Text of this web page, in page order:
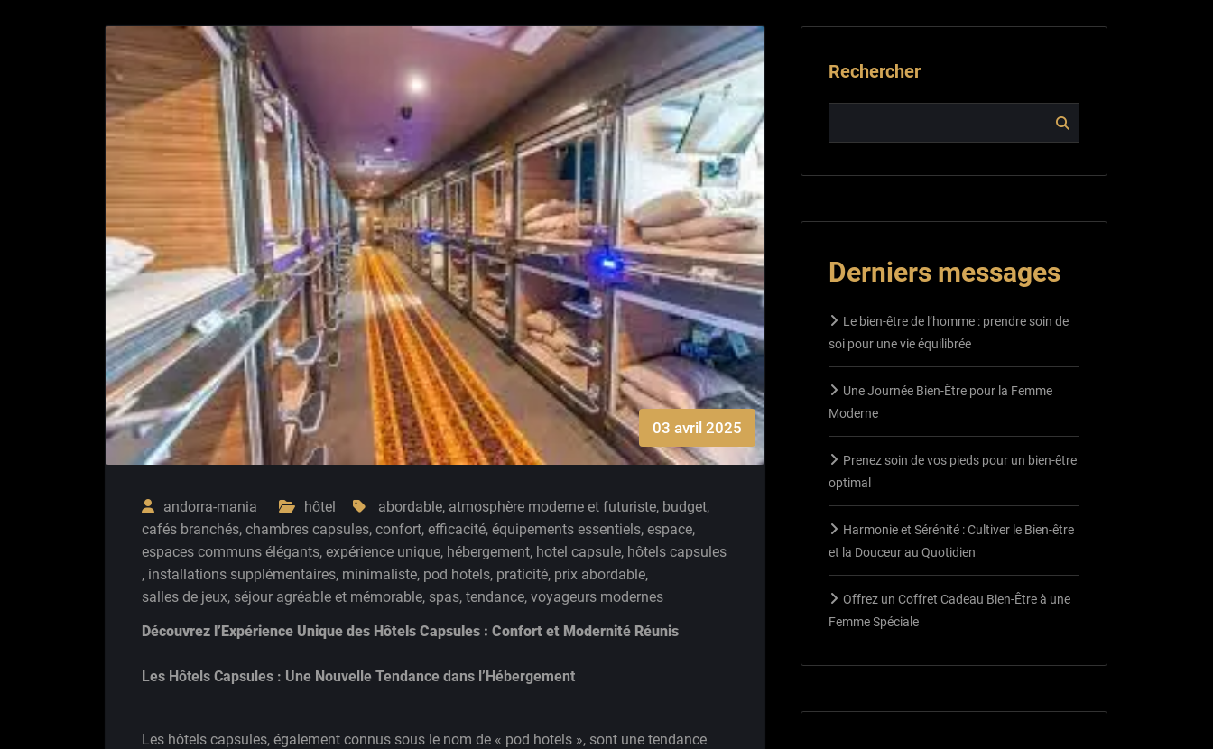
03 avril 2025
andorra-mania hôtel abordable, atmosphère moderne et futuriste, budget,
cafés branchés, chambres capsules, confort, efficacité, équipements essentiels, espace,
espaces communs élégants, expérience unique, hébergement, hotel capsule, hôtels capsules
, installations supplémentaires, minimaliste, pod hotels, praticité, prix abordable,
salles de jeux, séjour agréable et mémorable, spas, tendance, voyageurs modernes
Découvrez l’Expérience Unique des Hôtels Capsules : Confort et Modernité Réunis
Les Hôtels Capsules : Une Nouvelle Tendance dans l’Hébergement
Les hôtels capsules, également connus sous le nom de « pod hotels », sont une tendance
Rechercher
Derniers messages
Le bien-être de l’homme : prendre soin de
soi pour une vie équilibrée
Une Journée Bien-Être pour la Femme
Moderne
Prenez soin de vos pieds pour un bien-être
optimal
Harmonie et Sérénité : Cultiver le Bien-être
et la Douceur au Quotidien
Offrez un Coffret Cadeau Bien-Être à une
Femme Spéciale